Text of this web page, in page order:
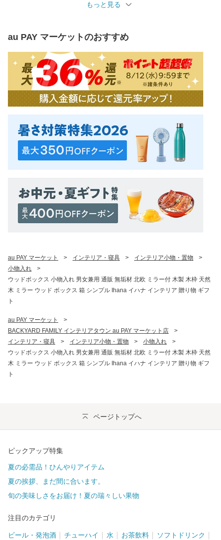
もっと見る
au PAY マーケットのおすすめ
au PAY マーケット > インテリア・寝具 > インテリア小物・置物
>
小物入れ
>
ウッドボックス 小物入れ 男女兼用 通販 無垢材 北欧 ミラー付 木製 木枠 天然
木 ミラー ウッド ボックス 箱 シンプル Ihana イハナ インテリア 贈り物 ギフ
ト
au PAY マーケット
>
BACKYARD FAMILY インテリアタウン au PAY マーケット店
>
インテリア・寝具
> インテリア小物・置物 > 小物入れ
>
ウッドボックス 小物入れ 男女兼用 通販 無垢材 北欧 ミラー付 木製 木枠 天然
木 ミラー ウッド ボックス 箱 シンプル Ihana イハナ インテリア 贈り物 ギフ
ト
ページトップへ
ピックアップ特集
夏の必需品！ひんやりアイテム
夏の挨拶、まだ間に合います。
旬の美味しさをお届け！夏の瑞々しい果物
注目のカテゴリ
ビール・発泡酒 チューハイ 水 お茶飲料 ソフトドリンク